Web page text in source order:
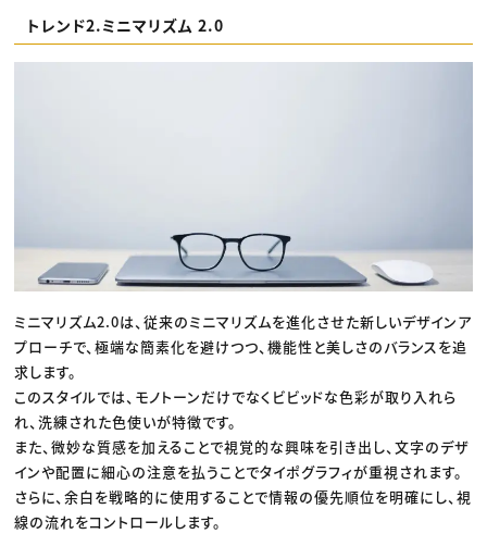
トレンド2.ミニマリズム 2.0
ミニマリズム2.0は、従来のミニマリズムを進化させた新しいデザインア
プローチで、極端な簡素化を避けつつ、機能性と美しさのバランスを追
求します。
このスタイルでは、モノトーンだけでなくビビッドな色彩が取り入れら
れ、洗練された色使いが特徴です。
また、微妙な質感を加えることで視覚的な興味を引き出し、文字のデザ
インや配置に細心の注意を払うことでタイポグラフィが重視されます。
さらに、余白を戦略的に使用することで情報の優先順位を明確にし、視
線の流れをコントロールします。